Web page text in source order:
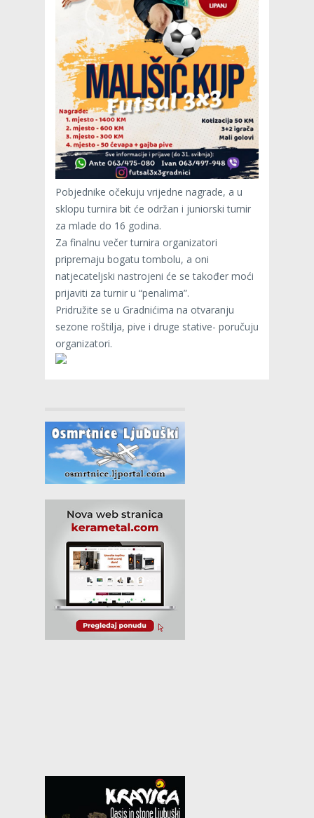
Pobjednike očekuju vrijedne nagrade, a u
sklopu turnira bit će održan i juniorski turnir
za mlade do 16 godina.
Za finalnu večer turnira organizatori
pripremaju bogatu tombolu, a oni
natjecateljski nastrojeni će se također moći
prijaviti za turnir u “penalima”.
Pridružite se u Gradnićima na otvaranju
sezone roštilja, pive i druge stative- poručuju
organizatori.